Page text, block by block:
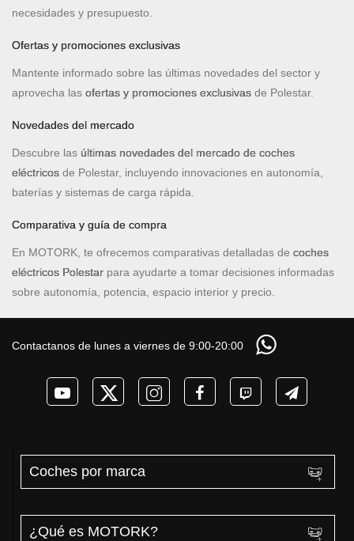
necesidades y presupuesto.
Ofertas y promociones exclusivas
Mantente informado sobre las últimas novedades del sector y
aprovecha las ofertas y promociones exclusivas de Polestar.
Novedades del mercado
Descubre las últimas novedades del mercado de coches
eléctricos de Polestar, incluyendo innovaciones en autonomía,
baterías y sistemas de carga rápida.
Comparativa y guía de compra
En MOTORK, te ofrecemos comparativas detalladas de coches
eléctricos Polestar para ayudarte a tomar decisiones informadas
sobre autonomía, potencia, espacio interior y precio.
Contactanos de lunes a viernes de 9:00-20:00
Coches por marca
¿Qué es MOTORK?